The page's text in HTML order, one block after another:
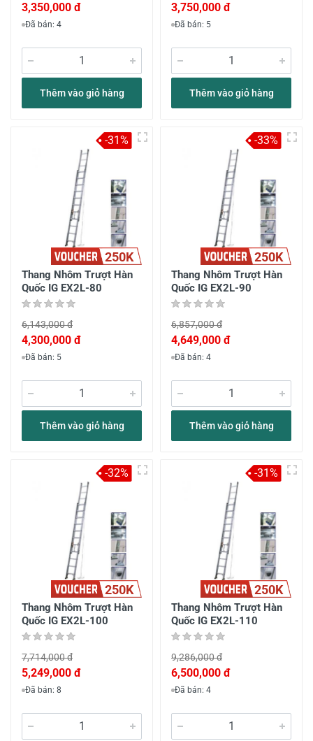
3,350,000 đ
Đã bán: 4
Thêm vào giỏ hàng
3,750,000 đ
Đã bán: 5
Thêm vào giỏ hàng
250K
Thang Nhôm Trượt Hàn
Quốc IG EX2L-80
6,143,000 đ
4,300,000 đ
Đã bán: 5
Thêm vào giỏ hàng
-31%
250K
Thang Nhôm Trượt Hàn
Quốc IG EX2L-90
6,857,000 đ
4,649,000 đ
Đã bán: 4
Thêm vào giỏ hàng
-33%
250K
Thang Nhôm Trượt Hàn
Quốc IG EX2L-100
7,714,000 đ
5,249,000 đ
Đã bán: 8
-32%
250K
Thang Nhôm Trượt Hàn
Quốc IG EX2L-110
9,286,000 đ
6,500,000 đ
Đã bán: 4
-31%